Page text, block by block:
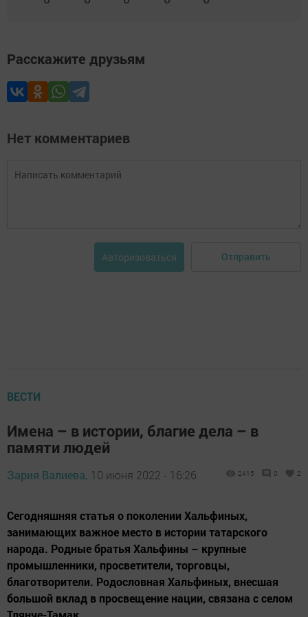
Расскажите друзьям
Нет комментариев
Авторизоваться Отправить
ВЕСТИ
Имена – в истории, благие дела – в
памяти людей
Зария Валиева, 10 июня 2022 - 16:26 2415 0 2
Сегодняшняя статья о поколении Хальфиных,
занимающих важное место в истории татарского
народа. Родные братья Хальфины – крупные
промышленники, просветители, торговцы,
благотворители. Родословная Хальфиных, внесшая
большой вклад в просвещение нации, связана с селом